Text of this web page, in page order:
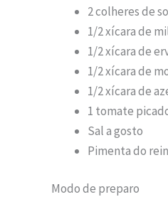
2 colheres de
1/2 xícara de
1/2 xícara de
1/2 xícara de
1/2 xícara de
1 tomate
Sal a gosto
Pimenta do
Modo de preparo